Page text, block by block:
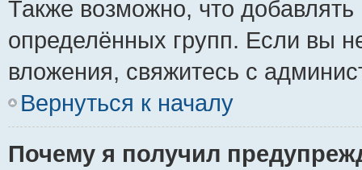
Также возможно, что
определённых групп. Если вы
вложения, свяжитесь с
Вернуться к началу
Почему я получил